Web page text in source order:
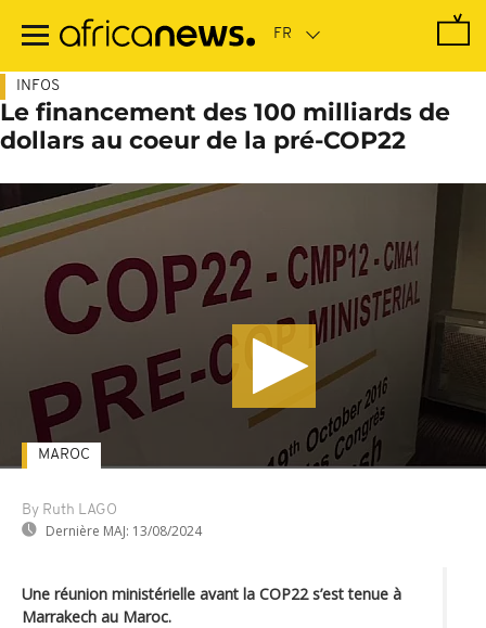
contenu
INFOS
Le financement des 100 milliards de
dollars au coeur de la pré-COP22
By Ruth LAGO
Dernière MAJ: 13/08/2024
MAROC
Une réunion ministérielle avant la COP22 s’est tenue à
Marrakech au Maroc.